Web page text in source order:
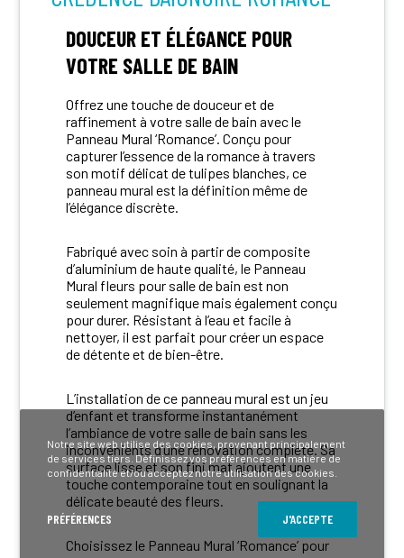
DOUCEUR ET ÉLÉGANCE POUR
VOTRE SALLE DE BAIN
Offrez une touche de douceur et de
raffinement à votre salle de bain avec le
Panneau Mural ‘Romance’. Conçu pour
capturer l’essence de la romance à travers
son motif délicat de tulipes blanches, ce
panneau mural est la définition même de
l’élégance discrète.
Fabriqué avec soin à partir de composite
d’aluminium de haute qualité, le Panneau
Mural fleurs pour salle de bain est non
seulement magnifique mais également conçu
pour durer. Résistant à l’eau et facile à
nettoyer, il est parfait pour créer un espace
de détente et de bien-être.
L’installation de ce panneau mural est un jeu
d’enfant et transforme instantanément
l’ambiance de votre salle de bain sans les
inconvénients d’une rénovation complète. Sa
surface lisse et son fini mat ajoutent une
touche contemporaine tout en soulignant la
délicate beauté des fleurs.
Choisissez le Panneau Mural ‘Romance’ pour
Notre site web utilise des cookies, provenant principalement
de services tiers. Définissez vos préférences en matière de
confidentialité et/ou acceptez notre utilisation des cookies.
PRÉFÉRENCES J'ACCEPTE